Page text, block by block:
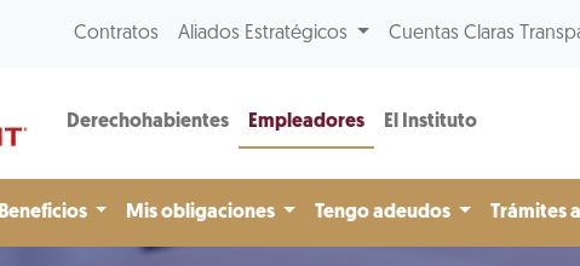
Contratos Aliados Estratégicos Cuentas Claras
Derechohabientes Empleadores El Instituto
Beneficios Mis obligaciones Tengo adeudos Trámites